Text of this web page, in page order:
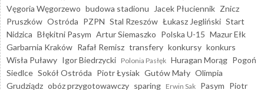
Vęgoria Węgorzewo budowa stadionu Jacek Płuciennik Znicz
Pruszków Ostróda PZPN Stal Rzeszów Łukasz Jegliński Start
Nidzica Błękitni Pasym Artur Siemaszko Polska U-15 Mazur Ełk
Garbarnia Kraków Rafał Remisz transfery konkursy konkurs
Wisła Puławy Igor Biedrzycki Polonia Pasłęk Huragan Morąg Pogoń
Siedlce Sokół Ostróda Piotr Łysiak Gutów Mały Olimpia
Grudziądz obóz przygotowawczy sparing Erwin Sak Pasym Piotr